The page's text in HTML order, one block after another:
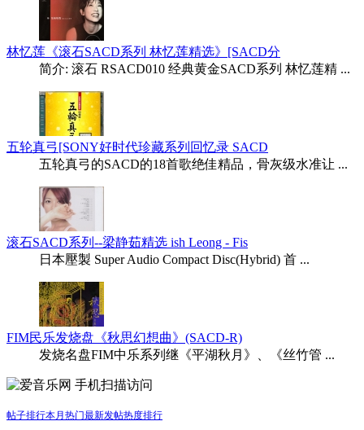
林忆莲《滚石SACD系列 林忆莲精选》[SACD分
简介: 滚石 RSACD010 经典黄金SACD系列 林忆莲精 ...
五轮真弓[SONY好时代珍藏系列回忆录 SACD
五轮真弓的SACD的18首歌绝佳精品，骨灰级水准让 ...
滚石SACD系列--梁静茹精选 ish Leong - Fis
日本壓製 Super Audio Compact Disc(Hybrid) 首 ...
FIM民乐发烧盘《秋思幻想曲》(SACD-R)
发烧名盘FIM中乐系列继《平湖秋月》、《丝竹管 ...
手机扫描访问
帖子排行本月热门最新发帖热度排行